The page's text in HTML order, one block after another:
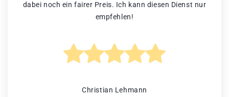
dabei noch ein fairer Preis. Ich kann diesen Dienst nur
empfehlen!
Christian Lehmann